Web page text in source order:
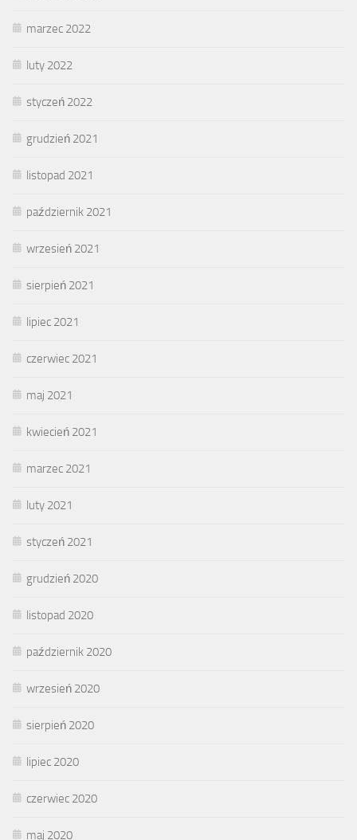
marzec 2022
luty 2022
styczeń 2022
grudzień 2021
listopad 2021
październik 2021
wrzesień 2021
sierpień 2021
lipiec 2021
czerwiec 2021
maj 2021
kwiecień 2021
marzec 2021
luty 2021
styczeń 2021
grudzień 2020
listopad 2020
październik 2020
wrzesień 2020
sierpień 2020
lipiec 2020
czerwiec 2020
maj 2020